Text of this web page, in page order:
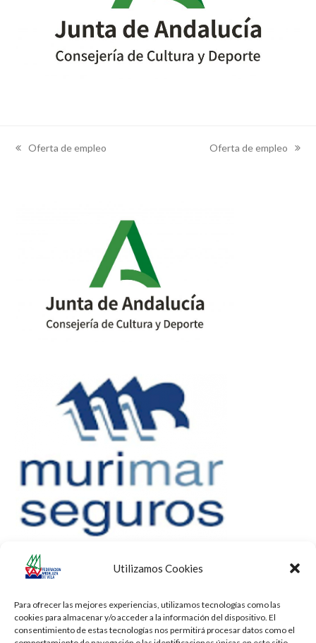
Utilizamos Cookies
Para ofrecer las mejores experiencias, utilizamos tecnologías como las
cookies para almacenar y/o acceder a la información del dispositivo. El
consentimiento de estas tecnologías nos permitirá procesar datos como el
previous
Oferta de empleo
next
Oferta de empleo